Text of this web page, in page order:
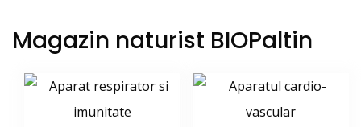
Magazin naturist BIOPaltin